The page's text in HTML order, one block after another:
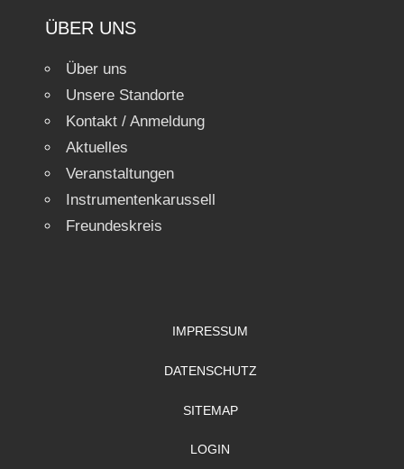
ÜBER UNS
Über uns
Unsere Standorte
Kontakt / Anmeldung
Aktuelles
Veranstaltungen
Instrumentenkarussell
Freundeskreis
IMPRESSUM
DATENSCHUTZ
SITEMAP
LOGIN